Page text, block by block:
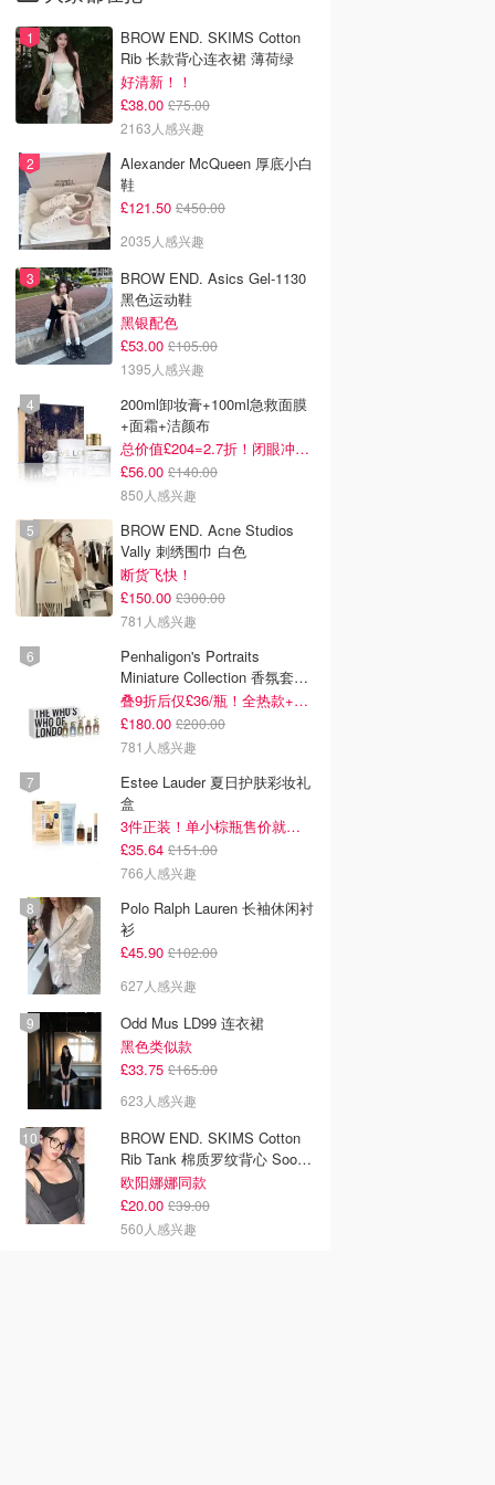
BROW END. SKIMS Cotton
Rib 长款背心连衣裙 薄荷绿
好清新！！
£38.00 £75.00
2163人感兴趣
Alexander McQueen 厚底小白
鞋
£121.50 £450.00
2035人感兴趣
BROW END. Asics Gel-1130
黑色运动鞋
黑银配色
£53.00 £105.00
1395人感兴趣
200ml卸妆膏+100ml急救面膜
+面霜+洁颜布
总价值£204=2.7折！闭眼冲这套！
£56.00 £140.00
850人感兴趣
BROW END. Acne Studios
Vally 刺绣围巾 白色
断货飞快！
£150.00 £300.00
781人感兴趣
Penhaligon's Portraits
Miniature Collection 香氛套装
5瓶装
叠9折后仅£36/瓶！全热款+标志性兽首头
£180.00 £200.00
781人感兴趣
Estee Lauder 夏日护肤彩妆礼
盒
3件正装！单小棕瓶售价就要£65！
£35.64 £151.00
766人感兴趣
Polo Ralph Lauren 长袖休闲衬
衫
£45.90 £102.00
627人感兴趣
Odd Mus LD99 连衣裙
黑色类似款
£33.75 £165.00
623人感兴趣
BROW END. SKIMS Cotton
Rib Tank 棉质罗纹背心 Soot
色
欧阳娜娜同款
£20.00 £39.00
560人感兴趣